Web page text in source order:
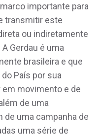
importante para
transmitir este
ou indiretamente
Gerdau é uma
brasileira e que
País por sua
em movimento e de
de uma
de uma campanha de
uma série de